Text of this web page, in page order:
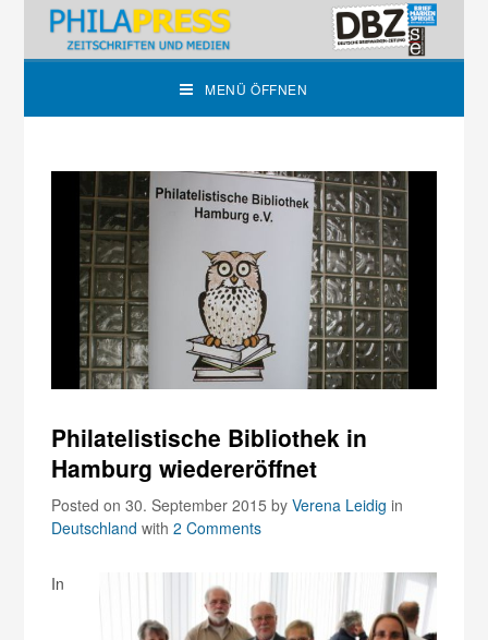
MENÜ ÖFFNEN
Philatelistische Bibliothek in
Hamburg wiedereröffnet
Posted on 30. September 2015byVerena Leidig in
Deutschland with2 Comments
In